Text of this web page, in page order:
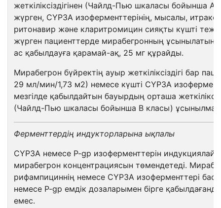
жеткіліксіздігінен (Чайлд-Пью шкаласы бойынша А
жүрген, СҮР3А изоферменттерінің, мысалы,
ритонавир және кларитромицин сияқты күшті
жүрген пациенттерде мирабегронның ұсынылатын
ас қабылдауға қарамай-ақ, 25 мг құрайды.
Мирабегрон бүйректің ауыр жеткіліксіздігі бар
29 мл/мин/1,73 м2) немесе күшті CYP3A
мезгілде қабылдайтын бауырдың орташа
(Чайлд-Пью шкаласы бойынша B класы)
Ферменттердің индукторларына ықпалы
CYP3A немесе P-gp изоферменттерін
мирабегрон концентрациясын төмендетеді.
рифампициннің немесе CYP3A изоферменттері
немесе P-gp емдік дозаларымен бірге
емес.